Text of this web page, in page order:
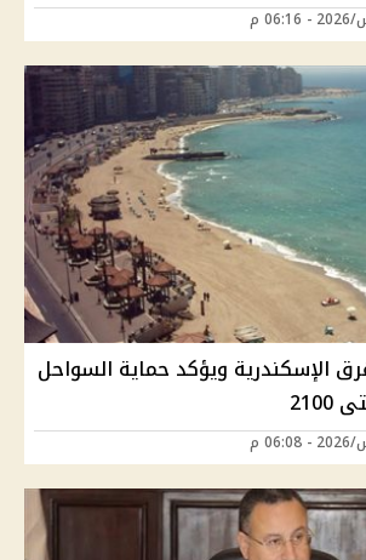
الإسكندرية ويؤكد حماية السواحل